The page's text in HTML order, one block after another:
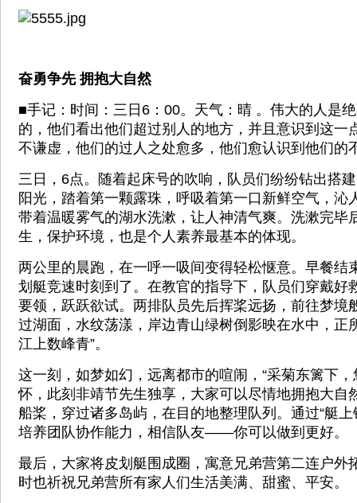
奋勇争先 拥抱大自然
■手记：时间：三日6：00。天气：晴 。伟大的人是
的，他们看出他们超过别人的地方，并且意识到这一
不谦虚，他们的过人之处愈多，他们愈认识到他们的
三日，6点。随着起床号的吹响，队员们纷纷钻出搭
阳光，踏着第一颗露珠，呼吸着第一口新鲜空气，沁
带着温暖雾气的湖水洗漱，让人神清气爽。洗漱完毕
生，保护环境，也是个人素养最基本的体现。
两公里的晨跑，在一呼一吸间变得轻松惬意。早餐结
划艇竞速时刻到了。在教官的指导下，队员们穿戴好
要领，跃跃欲试。两排队员先后挥桨远扬，前往梦境
过湖面，水纹荡漾，岸边青山绿树倒影映在水中，正
江上数峰青”。
这一刻，如梦如幻，远离都市的喧闹，“采菊东篱下
怀，此刻非靖节先生独享，大家可以尽情地拥抱大自
船桨，穿过诸多岛屿，在目的地整理队列。通过“艇
培养团队协作能力，相信队友——你可以做到更好。
最后，大家将皮划艇围成圈，寓意兄弟营第二连户外
时也祈祝兄弟营所有家人们生活美满、甜蜜、平安。